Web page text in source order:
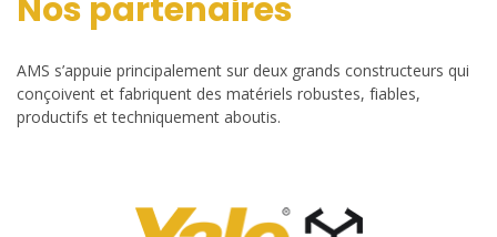
Nos partenaires
AMS s’appuie principalement sur deux grands constructeurs qui
conçoivent et fabriquent des matériels robustes, fiables,
productifs et techniquement aboutis.